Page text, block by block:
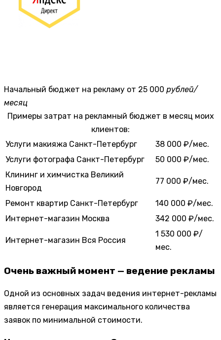
Начальный бюджет на рекламу от 25 000 рублей/
месяц
Примеры затрат на рекламный бюджет в месяц моих
клиентов:
Услуги макияжа Санкт-Петербург
38 000 ₽/мес.
Услуги фотографа Санкт-Петербург
50 000 ₽/мес.
Клининг и химчистка Великий
Новгород
77 000 ₽/мес.
Ремонт квартир Санкт-Петербург
140 000 ₽/мес.
Интернет-магазин Москва 342 000 ₽/мес.
Интернет-магазин Вся Россия
1 530 000 ₽/
мес.
Очень важный момент — ведение рекламы
Одной из основных задач ведения интернет-рекламы
является генерация максимального количества
заявок по минимальной стоимости.